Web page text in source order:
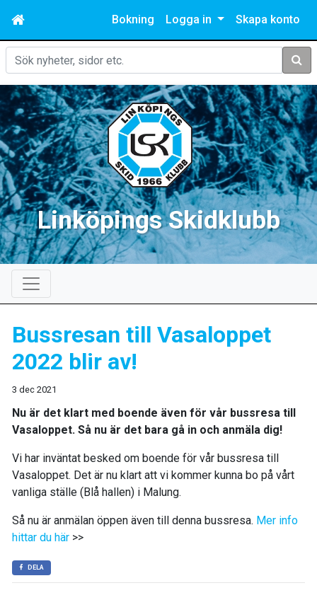
Bokning Logga in Skapa konto
Sök
Linköpings Skidklubb
Bussresan till Vasaloppet
2022 blir av!
3 dec 2021
Nu är det klart med boende även för vår bussresa till
Vasaloppet. Så nu är det bara gå in och anmäla dig!
Vi har inväntat besked om boende för vår bussresa till
Vasaloppet. Det är nu klart att vi kommer kunna bo på vårt
vanliga ställe (Blå hallen) i Malung.
Så nu är anmälan öppen även till denna bussresa. Mer info
hittar du här >>
DELA